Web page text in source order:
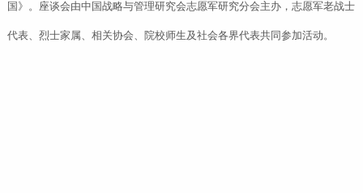
国》。座谈会由中国战略与管理研究会志愿军研究分会主办，志愿军老战士
代表、烈士家属、相关协会、院校师生及社会各界代表共同参加活动。